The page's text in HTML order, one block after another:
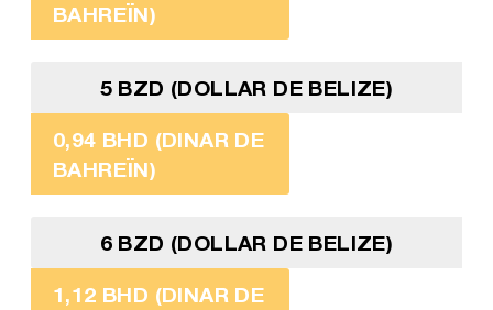
BAHREÏN)
5 BZD (DOLLAR DE BELIZE)
0,94 BHD (DINAR DE
BAHREÏN)
6 BZD (DOLLAR DE BELIZE)
1,12 BHD (DINAR DE